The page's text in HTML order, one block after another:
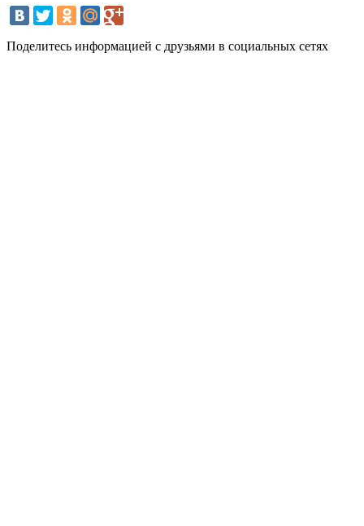
Поделитесь информацией с друзьями в социальных сетях